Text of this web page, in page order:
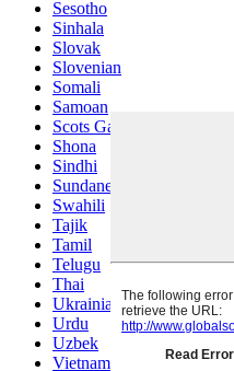
Sesotho
Sinhala
Slovak
Slovenian
Somali
Samoan
Scots Gaelic
Shona
Sindhi
Sundanese
Swahili
Tajik
Tamil
Telugu
Thai
Ukrainian
Urdu
Uzbek
Vietnamese